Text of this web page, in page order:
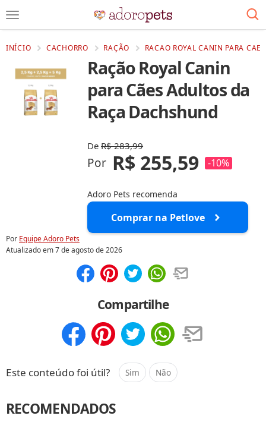
INÍCIO CACHORRO RAÇÃO RACAO ROYAL CANIN PARA
Ração Royal Canin
para Cães Adultos da
Raça Dachshund
DeR$ 283,99
Por R$ 255,59 -10%
Adoro Pets recomenda
Comprar na Petlove
Por Equipe Adoro Pets
Atualizado em7 de agosto de 2026
Compartilhe
Este conteúdo foi útil? Sim Não
RECOMENDADOS